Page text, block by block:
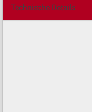
Technische Details